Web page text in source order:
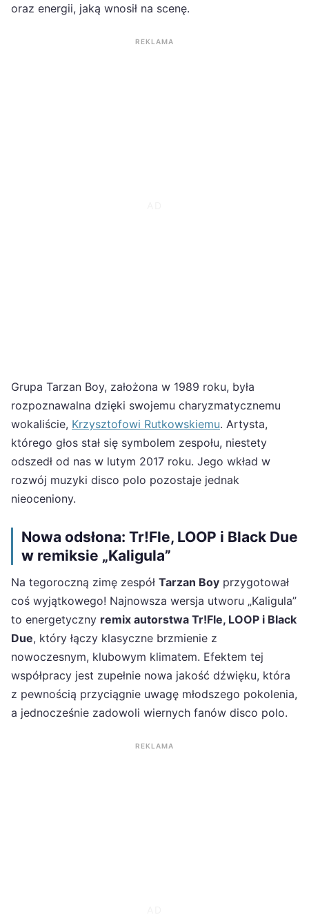
oraz energii, jaką wnosił na scenę.
REKLAMA
Grupa Tarzan Boy, założona w 1989 roku, była
rozpoznawalna dzięki swojemu charyzmatycznemu
wokaliście, Krzysztofowi Rutkowskiemu. Artysta,
którego głos stał się symbolem zespołu, niestety
odszedł od nas w lutym 2017 roku. Jego wkład w
rozwój muzyki disco polo pozostaje jednak
nieoceniony.
Nowa odsłona: Tr!Fle, LOOP i Black Due
w remiksie „Kaligula”
Na tegoroczną zimę zespół Tarzan Boy przygotował
coś wyjątkowego! Najnowsza wersja utworu „Kaligula”
to energetyczny remix autorstwa Tr!Fle, LOOP i Black
Due, który łączy klasyczne brzmienie z
nowoczesnym, klubowym klimatem. Efektem tej
współpracy jest zupełnie nowa jakość dźwięku, która
z pewnością przyciągnie uwagę młodszego pokolenia,
a jednocześnie zadowoli wiernych fanów disco polo.
REKLAMA